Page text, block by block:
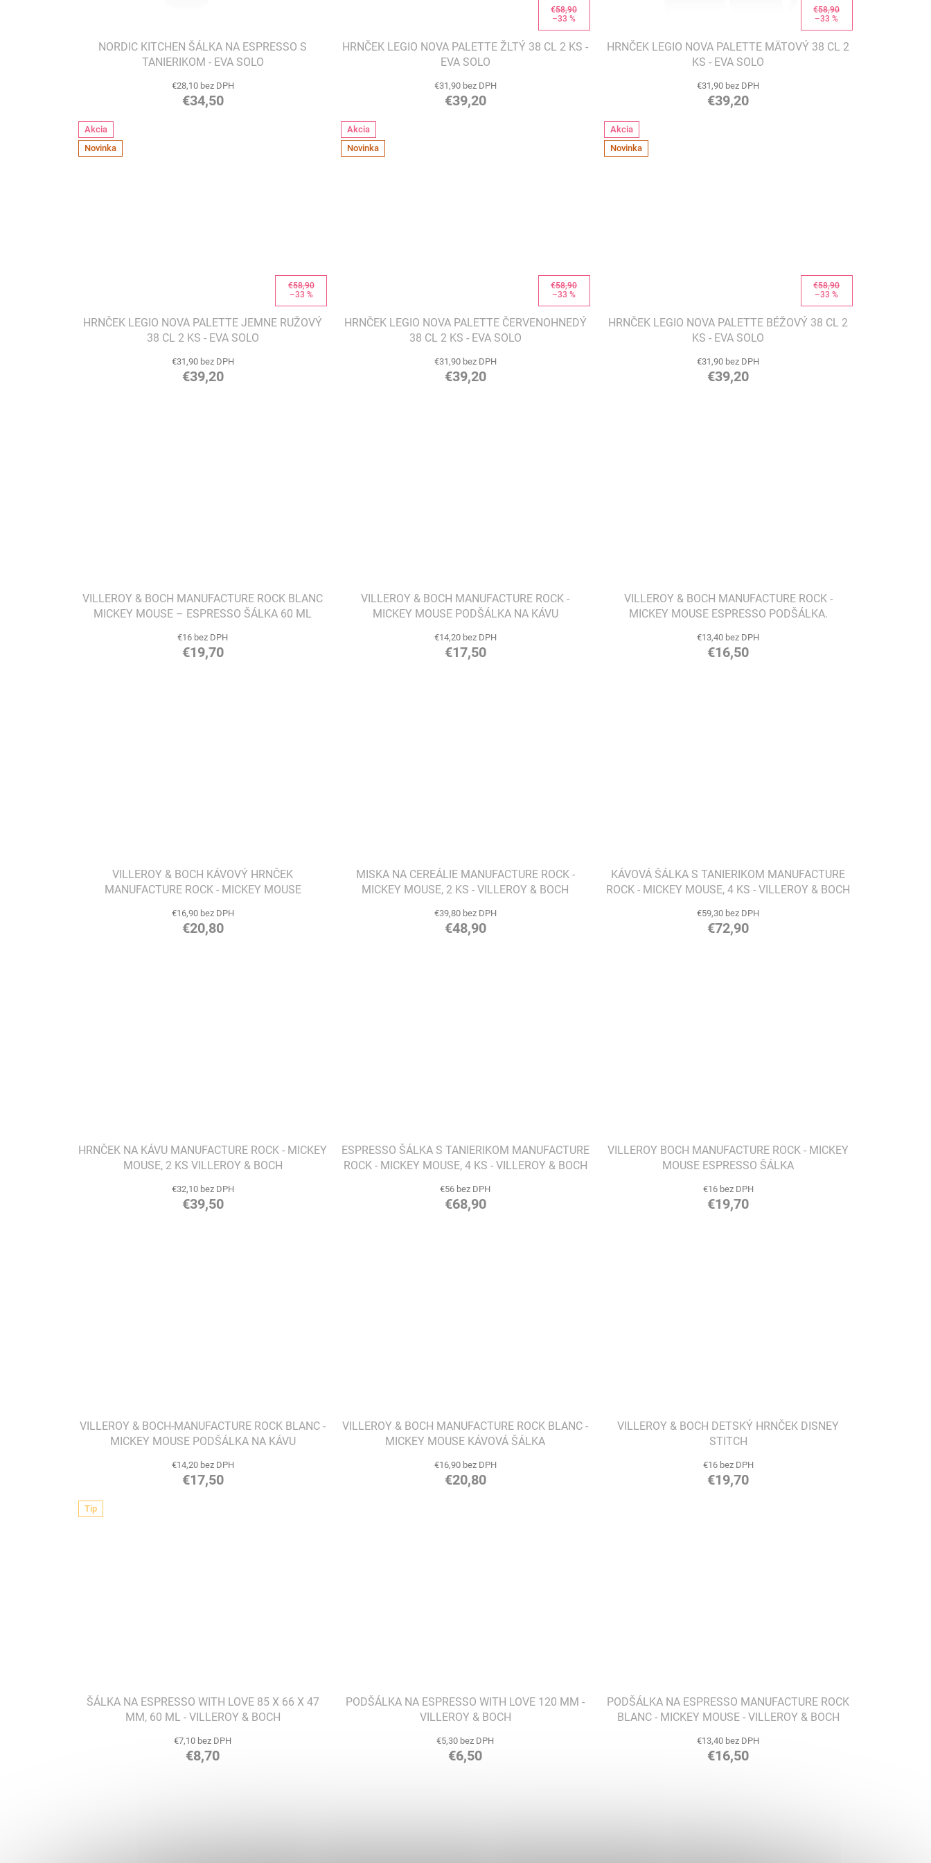
NORDIC KITCHEN ŠÁLKA NA ESPRESSO S
TANIERIKOM - EVA SOLO
€28,10 bez DPH
€34,50
€58,90
–33 %
HRNČEK LEGIO NOVA PALETTE ŽLTÝ 38 CL 2 KS -
EVA SOLO
€31,90 bez DPH
€39,20
€58,90
–33 %
HRNČEK LEGIO NOVA PALETTE MÄTOVÝ 38 CL 2
KS - EVA SOLO
€31,90 bez DPH
€39,20
Akcia
Novinka
€58,90
–33 %
HRNČEK LEGIO NOVA PALETTE JEMNE RUŽOVÝ
38 CL 2 KS - EVA SOLO
€31,90 bez DPH
€39,20
Akcia
Novinka
€58,90
–33 %
HRNČEK LEGIO NOVA PALETTE ČERVENOHNEDÝ
38 CL 2 KS - EVA SOLO
€31,90 bez DPH
€39,20
Akcia
Novinka
€58,90
–33 %
HRNČEK LEGIO NOVA PALETTE BÉŽOVÝ 38 CL 2
KS - EVA SOLO
€31,90 bez DPH
€39,20
VILLEROY & BOCH MANUFACTURE ROCK BLANC
MICKEY MOUSE – ESPRESSO ŠÁLKA 60 ML
€16 bez DPH
€19,70
VILLEROY & BOCH MANUFACTURE ROCK -
MICKEY MOUSE PODŠÁLKA NA KÁVU
€14,20 bez DPH
€17,50
VILLEROY & BOCH MANUFACTURE ROCK -
MICKEY MOUSE ESPRESSO PODŠÁLKA.
€13,40 bez DPH
€16,50
VILLEROY & BOCH KÁVOVÝ HRNČEK
MANUFACTURE ROCK - MICKEY MOUSE
€16,90 bez DPH
€20,80
MISKA NA CEREÁLIE MANUFACTURE ROCK -
MICKEY MOUSE, 2 KS - VILLEROY & BOCH
€39,80 bez DPH
€48,90
KÁVOVÁ ŠÁLKA S TANIERIKOM MANUFACTURE
ROCK - MICKEY MOUSE, 4 KS - VILLEROY & BOCH
€59,30 bez DPH
€72,90
HRNČEK NA KÁVU MANUFACTURE ROCK - MICKEY
MOUSE, 2 KS VILLEROY & BOCH
€32,10 bez DPH
€39,50
ESPRESSO ŠÁLKA S TANIERIKOM MANUFACTURE
ROCK - MICKEY MOUSE, 4 KS - VILLEROY & BOCH
€56 bez DPH
€68,90
VILLEROY BOCH MANUFACTURE ROCK - MICKEY
MOUSE ESPRESSO ŠÁLKA
€16 bez DPH
€19,70
VILLEROY & BOCH-MANUFACTURE ROCK BLANC -
MICKEY MOUSE PODŠÁLKA NA KÁVU
€14,20 bez DPH
€17,50
VILLEROY & BOCH MANUFACTURE ROCK BLANC -
MICKEY MOUSE KÁVOVÁ ŠÁLKA
€16,90 bez DPH
€20,80
VILLEROY & BOCH DETSKÝ HRNČEK DISNEY
STITCH
€16 bez DPH
€19,70
Tip
ŠÁLKA ​​NA ESPRESSO WITH LOVE 85 X 66 X 47
MM, 60 ML - VILLEROY & BOCH
€7,10 bez DPH
€8,70
PODŠÁLKA NA ESPRESSO WITH LOVE 120 MM -
VILLEROY & BOCH
€5,30 bez DPH
€6,50
PODŠÁLKA NA ESPRESSO MANUFACTURE ROCK
BLANC - MICKEY MOUSE - VILLEROY & BOCH
€13,40 bez DPH
€16,50